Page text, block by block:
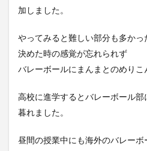
加しました。
やってみると難しい部分も多か
決めた時の感覚が忘れられず
バレーボールにまんまとのめりこ
高校に進学するとバレーボール
暮れました。
昼間の授業中にも海外のバレーボ